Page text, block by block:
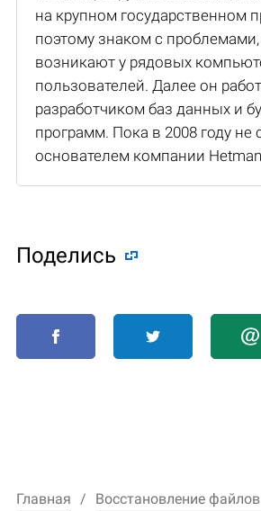
на крупном государственном
поэтому знаком с
возникают у рядовых
пользователей. Далее он
разработчиком баз данных и
программ. Пока в 2008 году не
основателем компании
Поделиcь
Главная
Восстановление